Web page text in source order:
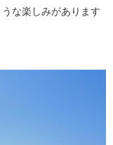
な楽しみがあります